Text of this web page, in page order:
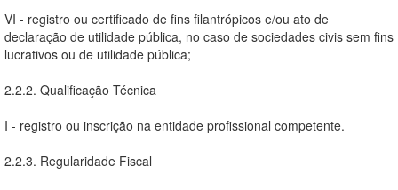
VI - registro ou certificado de fins filantrópicos e/ou ato de
declaração de utilidade pública, no caso de sociedades civis sem fins
lucrativos ou de utilidade pública;
2.2.2. Qualificação Técnica
I - registro ou inscrição na entidade profissional competente.
2.2.3. Regularidade Fiscal